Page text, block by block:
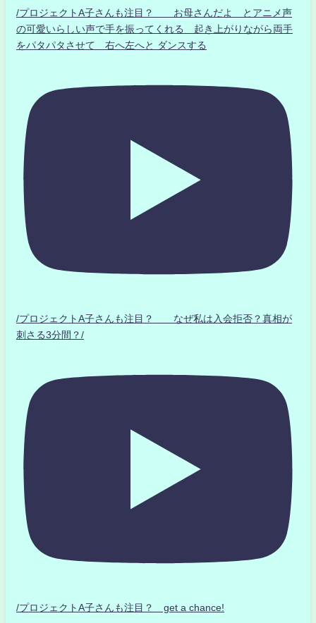
/プロジェクトA子さんも注目？ お母さんだよ とアニメ声
の可愛いらしい声で手を振ってくれる 起き上がりながら両手
をパタパタさせて 右へ左へと ダンスする
/プロジェクトA子さんも注目？ なぜ私は入会拒否？真相が
刺さる3分間？/
/プロジェクトA子さんも注目？ get a chance!